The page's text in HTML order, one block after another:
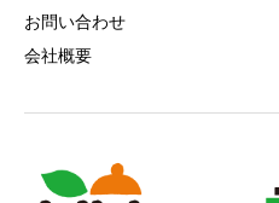
お問い合わせ
会社概要